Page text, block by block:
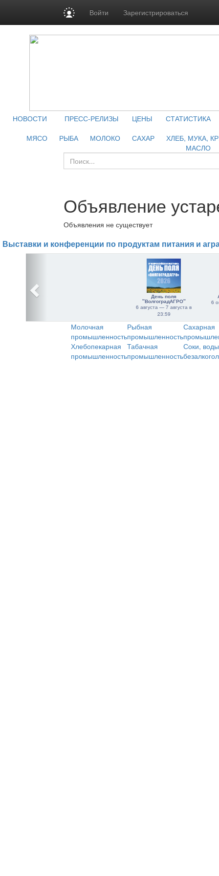
Войти Зарегистрироваться
НОВОСТИ ПРЕСС-РЕЛИЗЫ ЦЕНЫ
СТАТИСТИКА
МЯСО
РЫБА МОЛОКО САХАР
ХЛЕБ, МУКА,
МАСЛО
Объявление
Объявления не существует
Выставки и конференции по продуктам питания и
День поля
"ВолгоградАГРО"
6 августа — 7 августа в
23:59
6
Молочная
промышленность
Рыбная
промышленность
Сахарная
Хлебопекарная
промышленность
Табачная
промышленность
Соки,